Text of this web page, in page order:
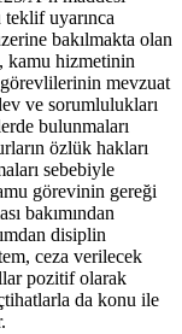
teklif uyarınca
bakılmakta olan
kamu hizmetinin
mevzuat
ve sorumlulukları
bulunmaları
özlük hakları
sebebiyle
görevinin gereği
bakımından
disiplin
ceza verilecek
pozitif olarak
da konu ile